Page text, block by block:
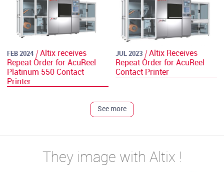
FEB 2024
Altix receives
Repeat Order for AcuReel
Platinum 550 Contact
Printer
JUL 2023
Altix Receives
Repeat Order for AcuReel
Contact Printer
See more
They image with Altix !